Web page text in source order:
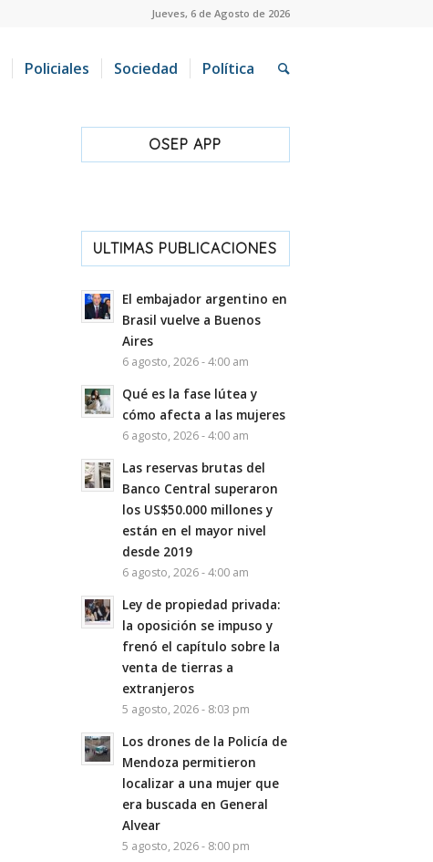
Jueves, 6 de Agosto de 2026
Policiales Sociedad Política
OSEP APP
ULTIMAS PUBLICACIONES
El embajador argentino en
Brasil vuelve a Buenos
Aires
6 agosto, 2026 - 4:00 am
Qué es la fase lútea y
cómo afecta a las mujeres
6 agosto, 2026 - 4:00 am
Las reservas brutas del
Banco Central superaron
los US$50.000 millones y
están en el mayor nivel
desde 2019
6 agosto, 2026 - 4:00 am
Ley de propiedad privada:
la oposición se impuso y
frenó el capítulo sobre la
venta de tierras a
extranjeros
5 agosto, 2026 - 8:03 pm
Los drones de la Policía de
Mendoza permitieron
localizar a una mujer que
era buscada en General
Alvear
5 agosto, 2026 - 8:00 pm